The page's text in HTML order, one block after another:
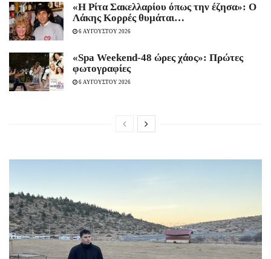
«Η Ρίτα Σακελλαρίου όπως την έζησα»: Ο
Λάκης Κορρές θυμάται…
6 ΑΥΓΟΥΣΤΟΥ 2026
«Spa Weekend-48 ώρες χάος»: Πρώτες
φωτογραφίες
6 ΑΥΓΟΥΣΤΟΥ 2026